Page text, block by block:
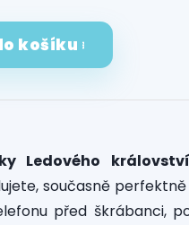
košíku
Ledového
současně
před škrábanci,